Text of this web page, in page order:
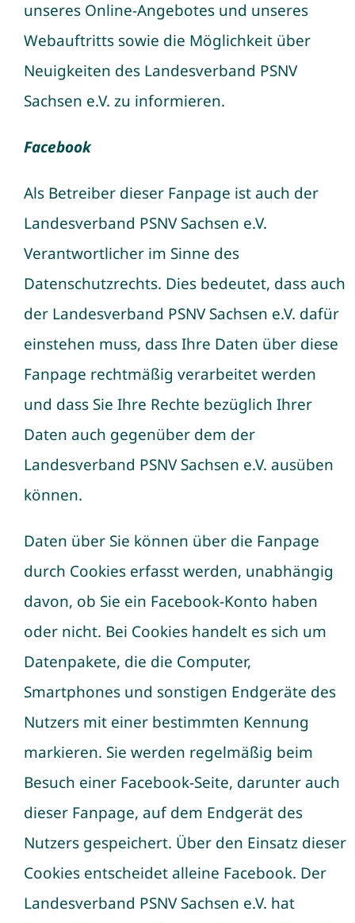
unseres Online-Angebotes und unseres
Webauftritts sowie die Möglichkeit über
Neuigkeiten des Landesverband PSNV
Sachsen e.V. zu informieren.
Facebook
Als Betreiber dieser Fanpage ist auch der
Landesverband PSNV Sachsen e.V.
Verantwortlicher im Sinne des
Datenschutzrechts. Dies bedeutet, dass auch
der Landesverband PSNV Sachsen e.V. dafür
einstehen muss, dass Ihre Daten über diese
Fanpage rechtmäßig verarbeitet werden
und dass Sie Ihre Rechte bezüglich Ihrer
Daten auch gegenüber dem der
Landesverband PSNV Sachsen e.V. ausüben
können.
Daten über Sie können über die Fanpage
durch Cookies erfasst werden, unabhängig
davon, ob Sie ein Facebook-Konto haben
oder nicht. Bei Cookies handelt es sich um
Datenpakete, die die Computer,
Smartphones und sonstigen Endgeräte des
Nutzers mit einer bestimmten Kennung
markieren. Sie werden regelmäßig beim
Besuch einer Facebook-Seite, darunter auch
dieser Fanpage, auf dem Endgerät des
Nutzers gespeichert. Über den Einsatz dieser
Cookies entscheidet alleine Facebook. Der
Landesverband PSNV Sachsen e.V. hat